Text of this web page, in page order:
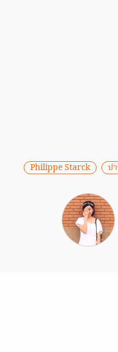
Philippe Starck ป